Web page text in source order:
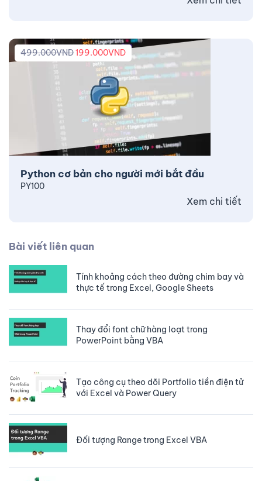
Python cơ bản cho người mới bắt đầu
499.000VND199.000VND
PY100
Xem chi tiết
Bài viết liên quan
Tính khoảng cách theo đường chim bay và
thực tế trong Excel, Google Sheets
Thay đổi font chữ hàng loạt trong
PowerPoint bằng VBA
Tạo công cụ theo dõi Portfolio tiền điện tử
với Excel và Power Query
Đối tượng Range trong Excel VBA